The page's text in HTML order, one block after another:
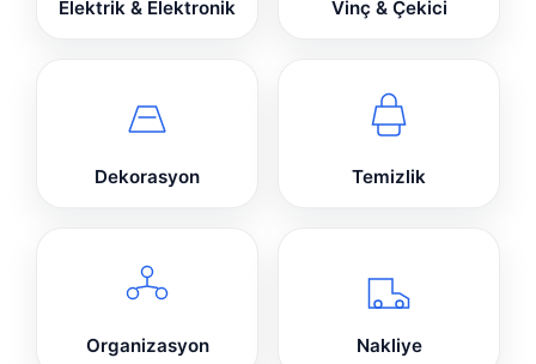
Elektrik & Elektronik Vinç & Çekici
Dekorasyon Temizlik
Organizasyon Nakliye